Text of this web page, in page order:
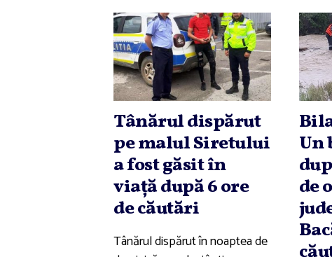
Tânărul dispărut
pe malul Siretului
a fost găsit în
viaţă după 6 ore
de căutări
Tânărul dispărut în noaptea de
Un
de